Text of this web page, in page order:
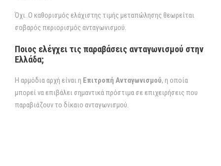
Όχι. Ο καθορισμός ελάχιστης τιμής μεταπώλησης θεωρείται
σοβαρός περιορισμός ανταγωνισμού.
Ποιος ελέγχει τις παραβάσεις ανταγωνισμού στην
Ελλάδα;
Η αρμόδια αρχή είναι η Επιτροπή Ανταγωνισμού, η οποία
μπορεί να επιβάλει σημαντικά πρόστιμα σε επιχειρήσεις που
παραβιάζουν το δίκαιο ανταγωνισμού.